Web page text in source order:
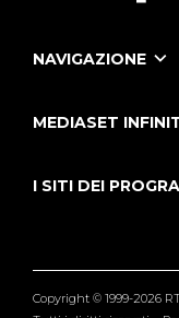
NAVIGAZIONE
Le Iene
Tutti i servizi
MEDIASET
I SITI DEI
Verissimo
Copyright © 1999-2026